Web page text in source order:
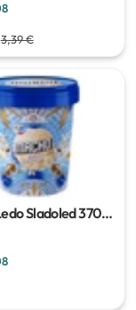
3,39 €
Sladoled370